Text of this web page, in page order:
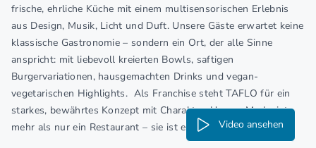
frische, ehrliche Küche mit einem multisensorischen Erlebnis
aus Design, Musik, Licht und Duft. Unsere Gäste erwartet keine
klassische Gastronomie – sondern ein Ort, der alle Sinne
anspricht: mit liebevoll kreierten Bowls, saftigen
Burgervariationen, hausgemachten Drinks und vegan-
vegetarischen Highlights. Als Franchise steht TAFLO für ein
starkes, bewährtes Konzept mit Charakter. Unsere Marke ist
mehr als nur ein Restaurant – sie ist ein Lebensgefühl.
Video ansehen